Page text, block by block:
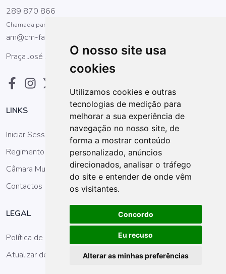
O nosso site usa
cookies
Utilizamos cookies e outras
tecnologias de medição para
melhorar a sua experiência de
navegação no nosso site, de
forma a mostrar conteúdo
personalizado, anúncios
direcionados, analisar o tráfego
do site e entender de onde vêm
os visitantes.
Concordo
Eu recuso
Alterar as minhas preferências
289 870 866
Chamada para a rede fixa nacional
am@cm-faro.pt
Praça José Afonso, nº. 10 r/c 8000-173 Faro
LINKS
Iniciar Sessão
Regimento da AM
Câmara Municipal
Contactos
LEGAL
Política de Privacidade
Atualizar definições dos cookies